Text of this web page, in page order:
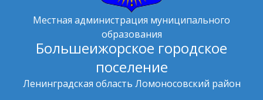
Местная администрация муниципального
образования
Большеижорское городское
поселение
Ленинградская область Ломоносовский район